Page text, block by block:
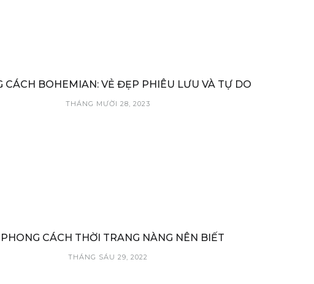
CÁCH BOHEMIAN: VẺ ĐẸP PHIÊU LƯU VÀ TỰ DO
THÁNG MƯỜI 28, 2023
CÁCH THỜI TRANG NÀNG NÊN BIẾT
THÁNG SÁU 29, 2022